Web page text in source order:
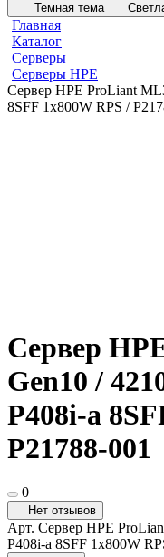
Темная тема
Главная
Каталог
Серверы
Серверы HPE
Сервер HPE ProLiant
8SFF 1x800W RPS /
Сервер
Gen10 /
P408i-a
P21788-001
0
Нет отзывов
Арт. Сервер HPE
P408i-a 8SFF 1x800W